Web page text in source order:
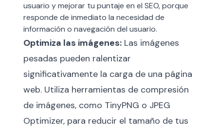
usuario y mejorar tu puntaje en el SEO, porque
responde de inmediato la necesidad de
información o navegación del usuario.
Optimiza las imágenes: Las imágenes
pesadas pueden ralentizar
significativamente la carga de una página
web. Utiliza herramientas de compresión
de imágenes, como TinyPNG o JPEG
Optimizer, para reducir el tamaño de tus